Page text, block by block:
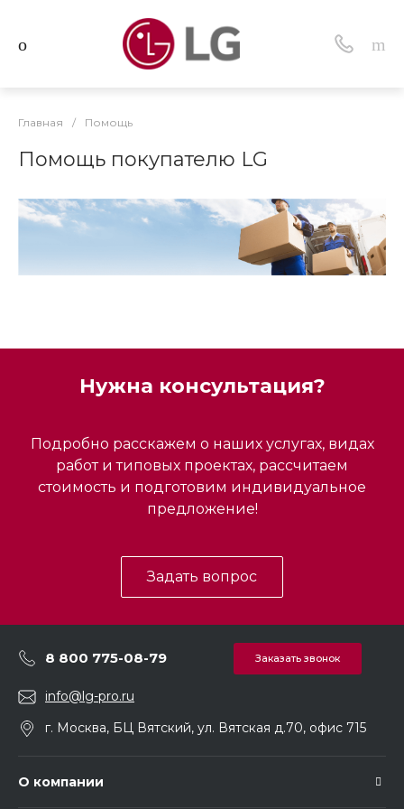
Главная / Помощь
Помощь покупателю LG
Нужна консультация?
Подробно расскажем о наших услугах, видах
работ и типовых проектах, рассчитаем
стоимость и подготовим индивидуальное
предложение!
Задать вопрос
8 800 775-08-79 Заказать звонок
info@lg-pro.ru
г. Москва, БЦ Вятский, ул. Вятская д.70, офис 715
О компании